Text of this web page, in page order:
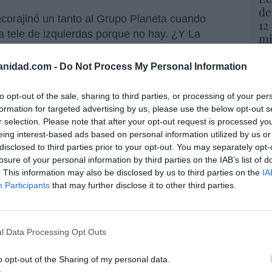
- Do Not Process My Personal Information
opt-out of the sale, sharing to third parties, or processing of your
for targeted advertising by us, please use the below opt-out
selection. Please note that after your opt-out request is processed
interest-based ads based on personal information utilized by us
to third parties prior to your opt-out. You may separately
of your personal information by third parties on the IAB’s list of
This information may also be disclosed by us to third parties on the
Participants that may further disclose it to other third parties.
Data Processing Opt Outs
opt-out of the Sharing of my personal data.
un tanto al Grupo Planeta cuando
tele de izquierdas porque no hay. ¿Y La
más roja que el pimentón, no como RTVE
José Pablo López presenta su plan
“Trabajar para sanar la democracia”
a lo mejor hasta una empresa que sobrevive
abismo, como es PRISA, podría poner en
mediático más caro del momento
si Murtra se deja. Por de pronto, ya
y